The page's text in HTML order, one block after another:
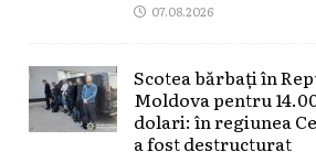
07.08.2026
Scotea bărbați în
Moldova pentru
dolari: în regiunea
a fost destructurat